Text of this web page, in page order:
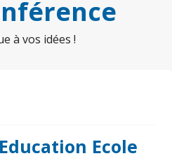
à vos idées !
Ecole